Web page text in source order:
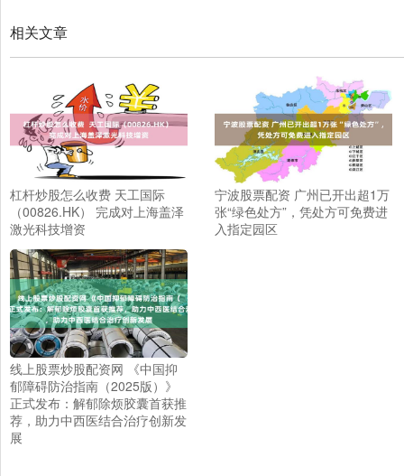
相关文章
杠杆炒股怎么收费 天工国际
（00826.HK） 完成对上海盖泽
激光科技增资
宁波股票配资 广州已开出超1万
张“绿色处方”，凭处方可免费进
入指定园区
线上股票炒股配资网 《中国抑
郁障碍防治指南（2025版）》
正式发布：解郁除烦胶囊首获推
荐，助力中西医结合治疗创新发
展